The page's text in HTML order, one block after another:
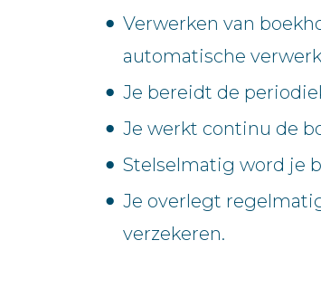
Verwerken van
automatische
Je bereidt de
Je werkt continu de
Stelselmatig word je
Je overlegt
verzekeren.